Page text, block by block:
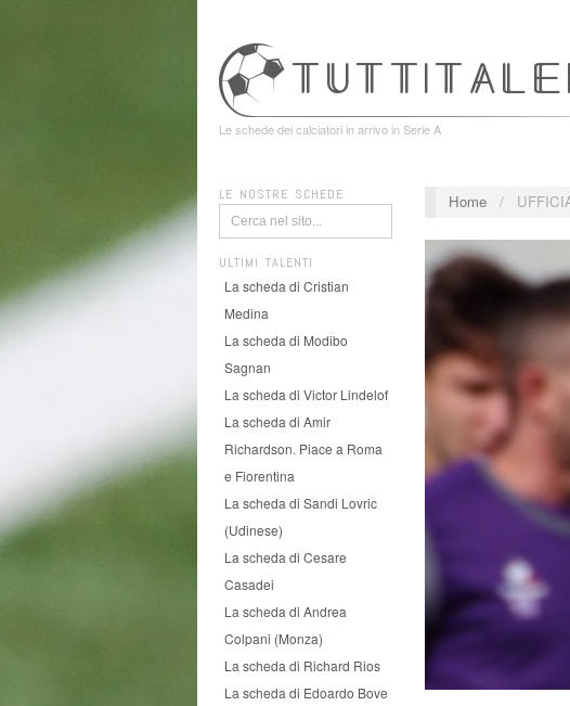
Le schede dei calciatori in arrivo in Serie A
LE NOSTRE SCHEDE
ULTIMI TALENTI
La scheda di Cristian
Medina
La scheda di Modibo
Sagnan
La scheda di Victor Lindelof
La scheda di Amir
Richardson. Piace a Roma
e Fiorentina
La scheda di Sandi Lovric
(Udinese)
La scheda di Cesare
Casadei
La scheda di Andrea
Colpani (Monza)
La scheda di Richard Rios
La scheda di Edoardo Bove
Home /